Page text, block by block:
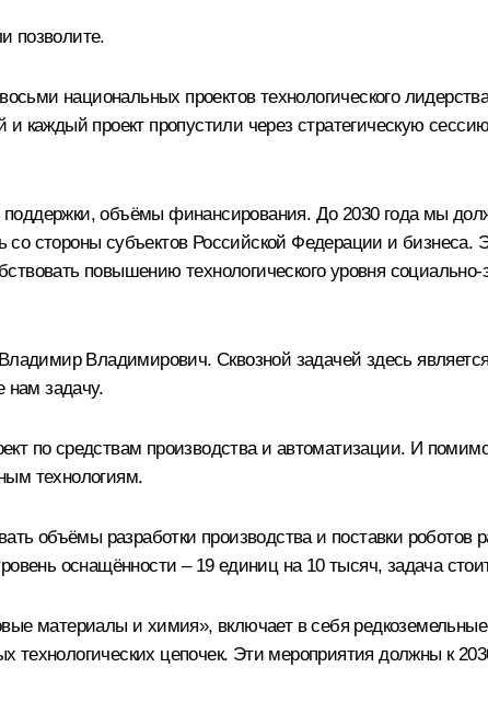
позволите.
национальных проектов технологического
каждый проект пропустили через стратегическую
объёмы финансирования. До 2030 года мы
стороны субъектов Российской Федерации и
повышению технологического уровня
Владимир Владимирович. Сквозной задачей здесь
нам задачу.
по средствам производства и автоматизации. И
технологиям.
объёмы разработки производства и поставки роботов
оснащённости – 19 единиц на 10 тысяч, задача
материалы и химия», включает в себя
цепочек. Эти мероприятия должны к